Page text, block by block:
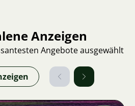
Anzeigen
Angebote ausgewählt